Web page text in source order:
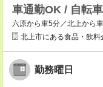
車通勤OK / 自転
六原から車5分／北上から
北上市にある食品・飲料
勤務曜日